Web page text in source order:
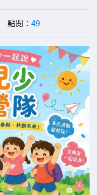
點閱： 49